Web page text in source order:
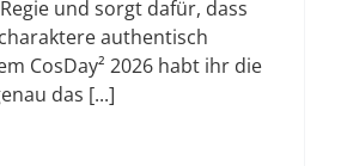
und sorgt dafür, dass
authentisch
CosDay² 2026 habt ihr die
das [...]